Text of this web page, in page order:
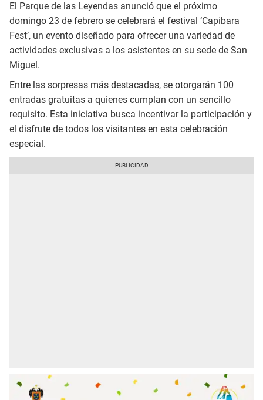
El Parque de las Leyendas anunció que el próximo
domingo 23 de febrero se celebrará el festival ‘Capibara
Fest’, un evento diseñado para ofrecer una variedad de
actividades exclusivas a los asistentes en su sede de San
Miguel.
Entre las sorpresas más destacadas, se otorgarán 100
entradas gratuitas a quienes cumplan con un sencillo
requisito. Esta iniciativa busca incentivar la participación y
el disfrute de todos los visitantes en esta celebración
especial.